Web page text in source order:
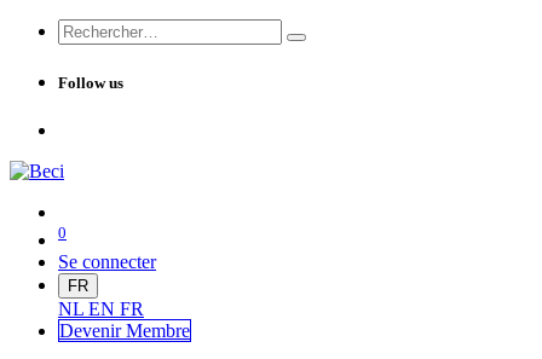
Follow us
0
Se connecter
FR
NL EN FR
Devenir Membre